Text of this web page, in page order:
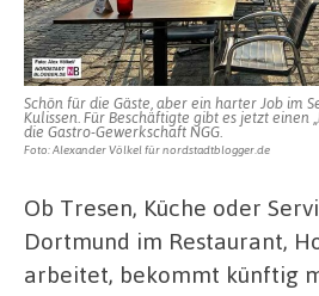
Schön für die Gäste, aber ein harter Job im
Kulissen. Für Beschäftigte gibt es jetzt einen
die Gastro-Gewerkschaft NGG.
Foto: Alexander Völkel für nordstadtblogger.de
Ob Tresen, Küche oder
Dortmund im Restaurant,
arbeitet, bekommt künftig